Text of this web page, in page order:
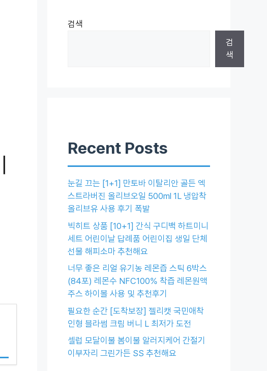
검색
검
색
Recent Posts
눈길 끄는 [1+1] 만토바 이탈리안 골든 엑
스트라버진 올리브오일 500ml 1L 냉압착
올리브유 사용 후기 폭발
빅히트 상품 [10+1] 간식 구디백 하트미니
세트 어린이날 답례품 어린이집 생일 단체
선물 해피소마 추천해요
너무 좋은 리얼 유기농 레몬즙 스틱 6박스
(84포) 레몬수 NFC100% 착즙 레몬원액
주스 하이볼 사용 및 추천후기
필요한 순간 [도착보장] 젤리캣 국민애착
인형 블라썸 크림 버니 L 최저가 도전
셀럽 모달이불 봄이불 알러지케어 간절기
이부자리 그린가든 SS 추천해요